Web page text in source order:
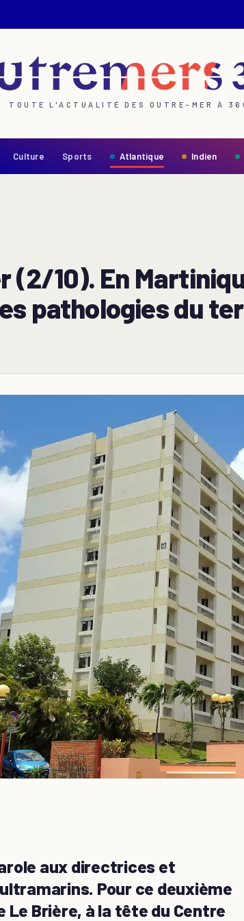
TOUTE L'ACTUALITÉ DES OUTRE-MER À
Culture Sports Atlantique Indien
(2/10). En
pathologies du
aux directrices et
Pour ce deuxième
Brière, à la tête du Centre